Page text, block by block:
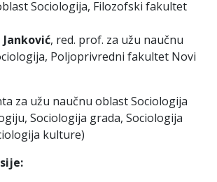
Sociologija, Filozofski fakultet
Janković, red. prof. za užu naučnu
Poljoprivredni fakultet Novi
za užu naučnu oblast Sociologija
Sociologija grada, Sociologija
kulture)